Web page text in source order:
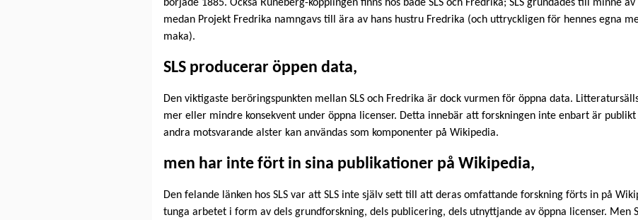
började 1885. Också Runeberg-kopplingen finns hos både SLS och Fredrika; SLS grundades till minne
medan Projekt Fredrika namngavs till ära av hans hustru Fredrika (och uttryckligen för hennes egna
maka).
SLS producerar öppen data,
Den viktigaste beröringspunkten mellan SLS och Fredrika är dock vurmen för öppna data.
mer eller mindre konsekvent under öppna licenser. Detta innebär att forskningen inte enbart är
andra motsvarande alster kan användas som komponenter på Wikipedia.
men har inte fört in sina publikationer på Wikipedia,
Den felande länken hos SLS var att SLS inte själv sett till att deras omfattande forskning förts in på
tunga arbetet i form av dels grundforskning, dels publicering, dels utnyttjande av öppna licenser. Men